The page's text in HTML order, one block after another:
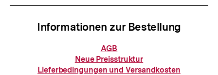
Informationen zur Bestellung
Informationen
zur
Bestellung
AGB
Neue Preisstruktur
Lieferbedingungen und Versandkosten